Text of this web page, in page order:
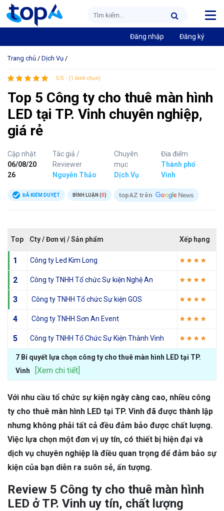
Đăng nhập Đăng ký
Trang chủ / Dịch Vụ /
5/5 - (1 bình chọn)
Top 5 Công ty cho thuê màn hình
LED tại TP. Vinh chuyên nghiệp,
giá rẻ
Cập nhật
06/08/20
26
Tác giả /
Reviewer
Nguyễn Thảo
Chuyên
mục
Dịch Vụ
Địa điểm
Thành phố
Vinh
ĐÃ KIỂM DUYỆT BÌNH LUẬN (0) topAZ trên
Top Cty / Đơn vị / Sản phẩm Xếp hạng
1 Công ty Led Kim Long
2 Công ty TNHH Tổ chức Sự kiện Nghệ An
3 Công ty TNHH Tổ chức Sự kiện GOS
4 Công ty TNHH Sơn An Event
5 Công ty TNHH Tổ Chức Sự Kiện Thành Vinh
7 Bí quyết lựa chọn công ty cho thuê màn hình LED tại TP.
Vinh
[Xem chi tiết]
Với nhu cầu tổ chức sự kiện ngày càng cao, nhiều công
ty cho thuê màn hình LED tại TP. Vinh đã được thành lập
nhưng không phải tất cả đều đảm bảo được chất lượng.
Việc lựa chọn một đơn vị uy tín, có thiết bị hiện đại và
dịch vụ chuyên nghiệp là điều quan trọng để đảm bảo sự
kiện của bạn diễn ra suôn sẻ, ấn tượng.
Review 5 Công ty cho thuê màn hình
LED ở TP. Vinh uy tín, chất lượng